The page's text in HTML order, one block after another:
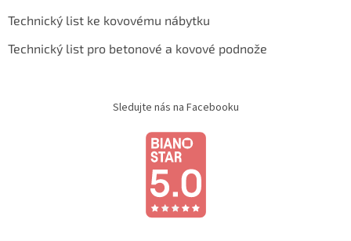
Technický list ke kovovému nábytku
Technický list pro betonové a kovové podnože
Sledujte nás na Facebooku